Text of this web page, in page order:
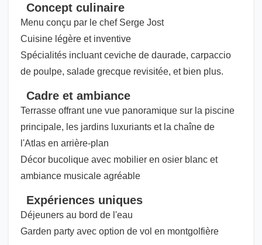
Concept culinaire
Menu conçu par le chef Serge Jost
Cuisine légère et inventive
Spécialités incluant ceviche de daurade, carpaccio
de poulpe, salade grecque revisitée, et bien plus.
Cadre et ambiance
Terrasse offrant une vue panoramique sur la piscine
principale, les jardins luxuriants et la chaîne de
l'Atlas en arrière-plan
Décor bucolique avec mobilier en osier blanc et
ambiance musicale agréable
Expériences uniques
Déjeuners au bord de l'eau
Garden party avec option de vol en montgolfière